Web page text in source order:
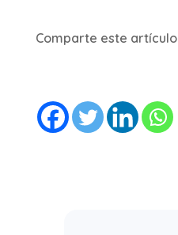
Comparte este artículo